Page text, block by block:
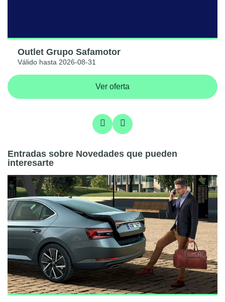
Outlet Grupo Safamotor
Válido hasta 2026-08-31
Ver oferta
Entradas sobre Novedades que pueden
interesarte